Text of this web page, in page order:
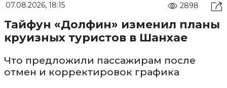
07.08.2026, 18:15 2898
Тайфун «Долфин» изменил планы
круизных туристов в Шанхае
Что предложили пассажирам после
отмен и корректировок графика